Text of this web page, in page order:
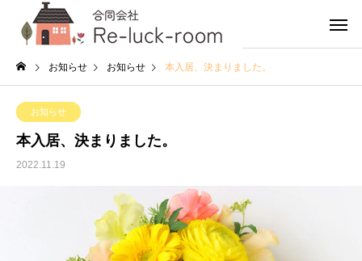
お知らせ お知らせ 本入居、決まりました。
お知らせ
本入居、決まりました。
2022.11.19